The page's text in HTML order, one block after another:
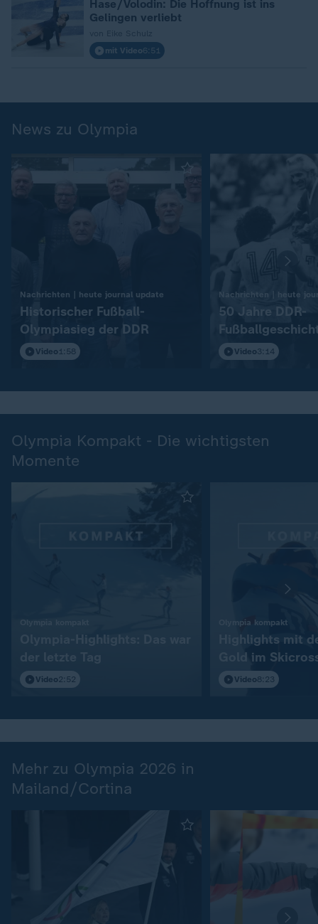
Hase/Volodin: Die Hoffnung ist ins
Gelingen verliebt
mit Video6:51
News zu Olympia
Nachrichten | heute journal update
Historischer Fußball-
Olympiasieg der DDR
Video 1:58
Nachrichten | heute
50 Jahre DDR-
Video3:14
Olympia Kompakt - Die wichtigsten
Momente
Olympia kompakt
Olympia-Highlights: Das war
der letzte Tag
Video2:52
Olympia kompakt
Highlights mit
Gold im
Video8:23
Mehr zu Olympia 2026 in
Mailand/Cortina